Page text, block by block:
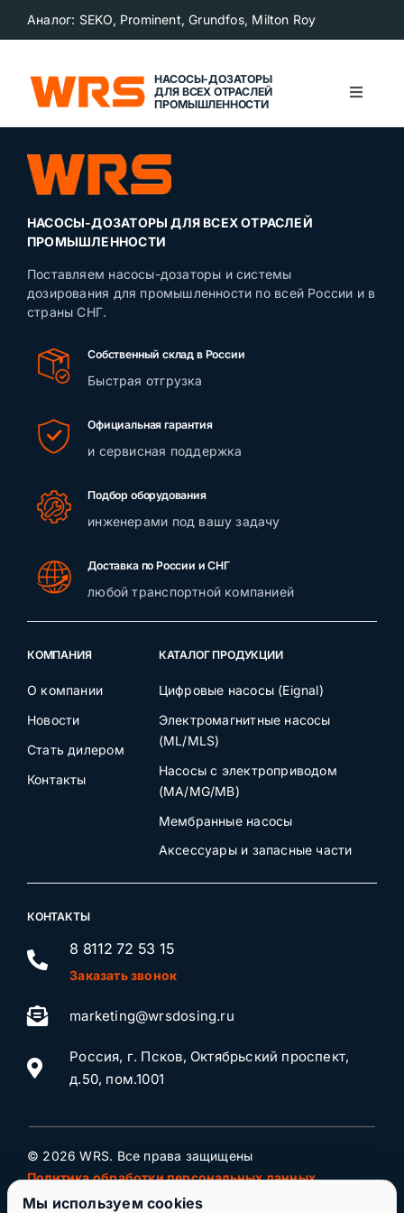
Аналог: SEKO, Prominent, Grundfos, Milton Roy
НАСОСЫ-ДОЗАТОРЫ
ДЛЯ ВСЕХ ОТРАСЛЕЙ
ПРОМЫШЛЕННОСТИ
Toggle
О компании
Сегменты рынка
Новости
Контакты
НАСОСЫ-ДОЗАТОРЫ ДЛЯ ВСЕХ ОТРАСЛЕЙ
ПРОМЫШЛЕННОСТИ
Поставляем насосы-дозаторы и системы
дозирования для промышленности по всей России и в
страны СНГ.
Собственный склад в России
Быстрая отгрузка
Официальная гарантия
и сервисная поддержка
Подбор оборудования
инженерами под вашу задачу
Доставка по России и СНГ
любой транспортной компанией
КОМПАНИЯ
О компании
Новости
Стать дилером
Контакты
КАТАЛОГ ПРОДУКЦИИ
Цифровые насосы (Eignal)
Электромагнитные насосы
(ML/MLS)
Насосы с электроприводом
(MA/MG/MB)
Мембранные насосы
Аксессуары и запасные части
КОНТАКТЫ
8 8112 72 53 15
Заказать звонок
marketing@wrsdosing.ru
Россия, г. Псков, Октябрьский проспект,
д.50, пом.1001
© 2026 WRS. Все права защищены
Политика обработки персональных данных
Мы используем cookies